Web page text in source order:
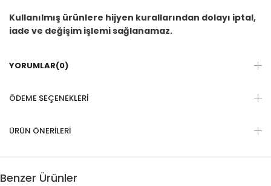
Kullanılmış ürünlere hijyen kurallarından dolayı iptal,
iade ve değişim işlemi sağlanamaz.
YORUMLAR(0)
ÖDEME SEÇENEKLERI
ÜRÜN ÖNERILERI
Benzer Ürünler